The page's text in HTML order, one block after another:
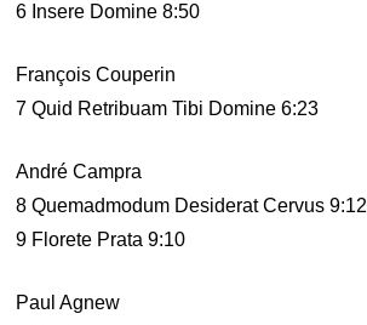
6 Insere Domine 8:50
François Couperin
7 Quid Retribuam Tibi Domine 6:23
André Campra
8 Quemadmodum Desiderat Cervus 9:12
9 Florete Prata 9:10
Paul Agnew